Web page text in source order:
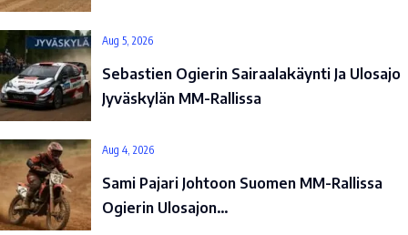
Aug 5, 2026
Sebastien Ogierin Sairaalakäynti Ja Ulosajo
Jyväskylän MM-Rallissa
Aug 4, 2026
Sami Pajari Johtoon Suomen MM-Rallissa
Ogierin Ulosajon…